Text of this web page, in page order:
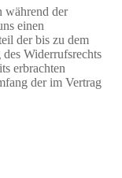
während der
einen
der bis zu dem
Widerrufsrechts
erbrachten
der im Vertrag